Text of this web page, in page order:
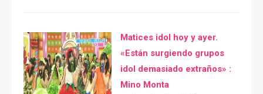
Matices idol hoy y ayer.
«Están surgiendo grupos
idol demasiado extraños» :
Mino Monta